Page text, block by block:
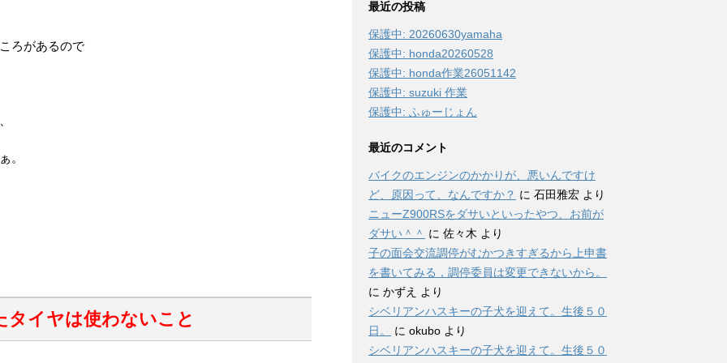
ろがあるので
。
タイヤは使わないこと
最近の投稿
保護中: 20260630yamaha
保護中: honda20260528
保護中: honda作業26051142
保護中: suzuki 作業
保護中: ふゅーじょん
最近のコメント
バイクのエンジンのかかりが、悪いんですけ
ど、原因って、なんですか？ に 石田雅宏 より
ニューZ900RSをダサいといったやつ、お前が
ダサい＾＾ に 佐々木 より
子の面会交流調停がむかつきすぎるから上申書
を書いてみる，調停委員は変更できないから。
に かずえ
より
シベリアンハスキーの子犬を迎えて。生後５０
日。
に okubo より
シベリアンハスキーの子犬を迎えて。生後５０